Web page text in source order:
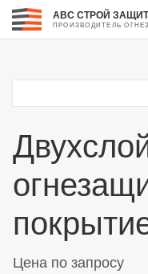
АВС СТРОЙ
ПРОИЗВОДИТЕЛЬ
Цена по запросу